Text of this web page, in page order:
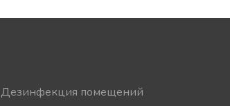
Дезинфекция помещений